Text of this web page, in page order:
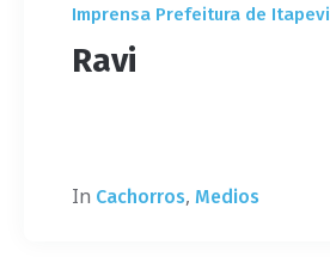
Imprensa Prefeitura de Itapevi
Ravi
In Cachorros, Medios